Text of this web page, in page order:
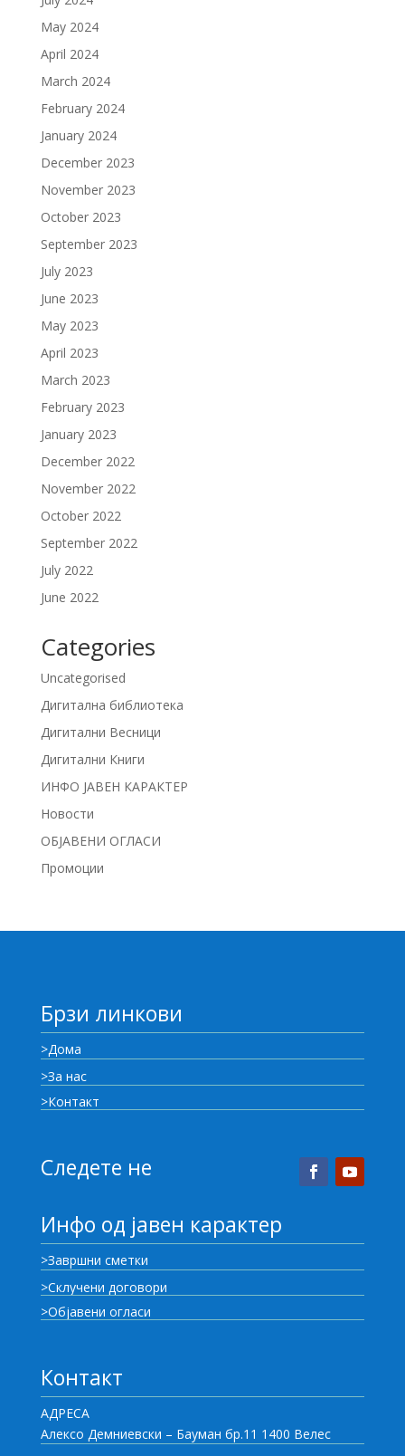
May 2024
April 2024
March 2024
February 2024
January 2024
December 2023
November 2023
October 2023
September 2023
July 2023
June 2023
May 2023
April 2023
March 2023
February 2023
January 2023
December 2022
November 2022
October 2022
September 2022
July 2022
June 2022
Categories
Uncategorised
Дигитална библиотека
Дигитални Весници
Дигитални Книги
ИНФО ЈАВЕН КАРАКТЕР
Новости
ОБЈАВЕНИ ОГЛАСИ
Промоции
Брзи линкови
>Дома
>За нас
>Контакт
Следете не
Инфо од јавен карактер
>Завршни сметки
>Склучени договори
>Објавени огласи
Контакт
АДРЕСА
Алексо Демниевски – Бауман бр.11 1400 Велес